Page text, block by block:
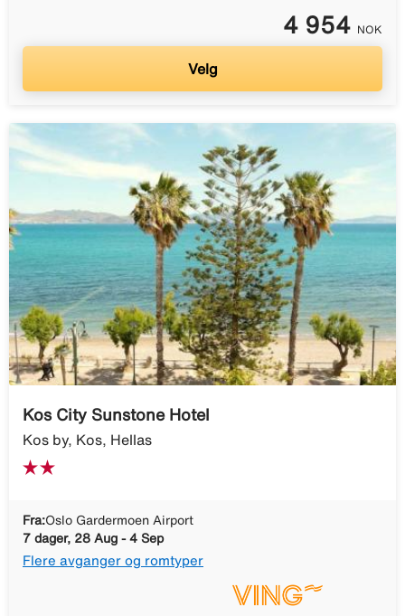
4 954 NOK
Velg
Kos City Sunstone Hotel
Kos by, Kos, Hellas
Fra:Oslo Gardermoen Airport
7 dager, 28 Aug - 4 Sep
Flere avganger og romtyper